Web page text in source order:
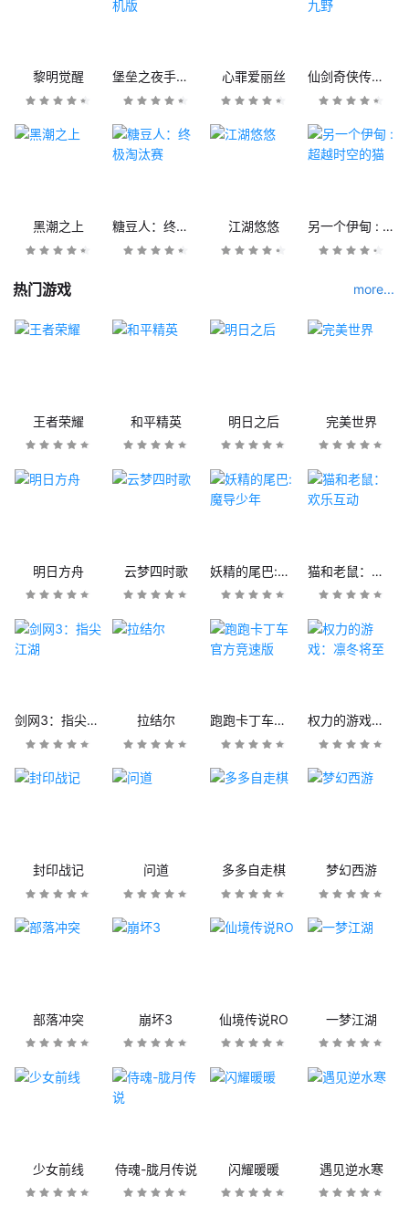
黎明觉醒 堡垒之夜手机版 心罪爱丽丝 仙剑奇侠传九野
黑潮之上 糖豆人：终极淘汰赛 江湖悠悠 另一个伊甸 : 超越时空的猫
热门游戏 more...
王者荣耀 和平精英 明日之后 完美世界
明日方舟 云梦四时歌 妖精的尾巴:魔导少年 猫和老鼠：欢乐互动
剑网3：指尖江湖 拉结尔 跑跑卡丁车官方竞速版 权力的游戏：凛冬将至
封印战记 问道 多多自走棋 梦幻西游
部落冲突 崩坏3 仙境传说RO 一梦江湖
少女前线 侍魂-胧月传说 闪耀暖暖 遇见逆水寒